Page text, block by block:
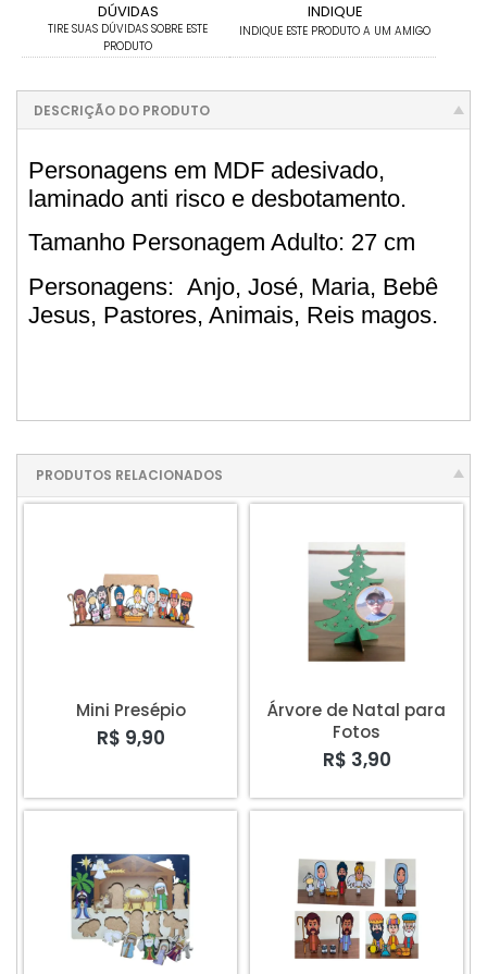
DÚVIDAS
TIRE SUAS DÚVIDAS SOBRE ESTE
PRODUTO
INDIQUE
INDIQUE ESTE PRODUTO A UM AMIGO
DESCRIÇÃO DO PRODUTO
Personagens em MDF adesivado,
laminado anti risco e desbotamento.
Tamanho Personagem Adulto: 27 cm
Personagens: Anjo, José, Maria, Bebê
Jesus, Pastores, Animais, Reis magos.
PRODUTOS RELACIONADOS
Mini Presépio
R$ 9,90
Árvore de Natal para
Fotos
R$ 3,90